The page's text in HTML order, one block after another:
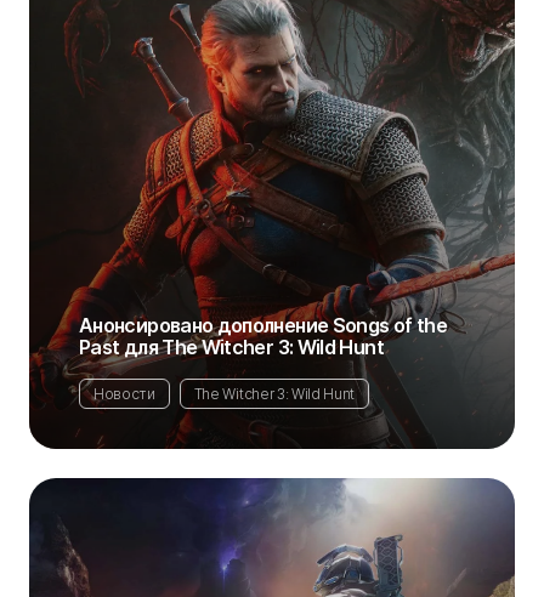
Анонсировано дополнение Songs of the
Past для The Witcher 3: Wild Hunt
Новости The Witcher 3: Wild Hunt